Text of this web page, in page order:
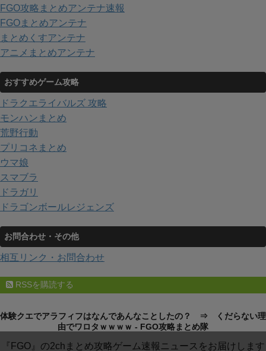
FGO攻略まとめアンテナ速報
FGOまとめアンテナ
まとめくすアンテナ
アニメまとめアンテナ
おすすめゲーム攻略
ドラクエライバルズ 攻略
モンハンまとめ
荒野行動
プリコネまとめ
ウマ娘
スマブラ
ドラガリ
ドラゴンボールレジェンズ
お問合わせ・その他
相互リンク・お問合わせ
RSSを購読する
体験クエでアラフィフはなんであんなことしたの？ ⇒ くだらない理
由でワロタｗｗｗｗ - FGO攻略まとめ隊
『FGO』の2chまとめ攻略ゲーム速報ニュースをお届けします